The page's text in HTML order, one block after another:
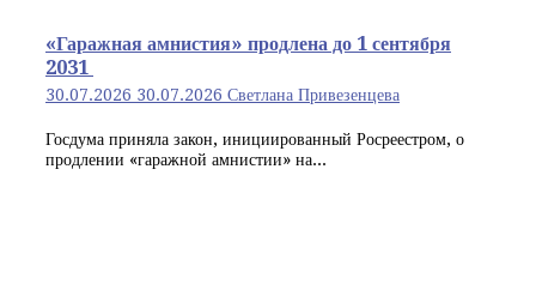
«Гаражная амнистия» продлена до 1 сентября
2031
30.07.2026 30.07.2026 Светлана Привезенцева
Госдума приняла закон, инициированный Росреестром, о
продлении «гаражной амнистии» на...